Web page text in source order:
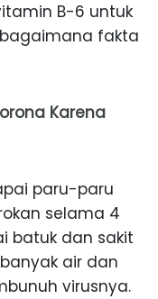
B-6 untuk
fakta
Karena
paru-paru
selama 4
batuk dan sakit
air dan
virusnya.